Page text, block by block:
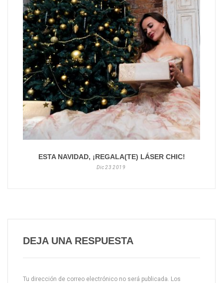
ESTA NAVIDAD, ¡REGALA(TE) LÁSER CHIC!
Dic23 2019
DEJA UNA RESPUESTA
Tu dirección de correo electrónico no será publicada. Los